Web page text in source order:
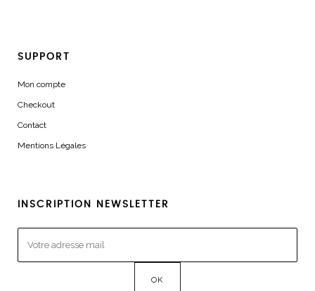
SUPPORT
Mon compte
Checkout
Contact
Mentions Légales
INSCRIPTION NEWSLETTER